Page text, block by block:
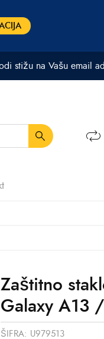
stižu na Vašu email
Zaštitno
Galaxy A13
ŠIFRA: U979513